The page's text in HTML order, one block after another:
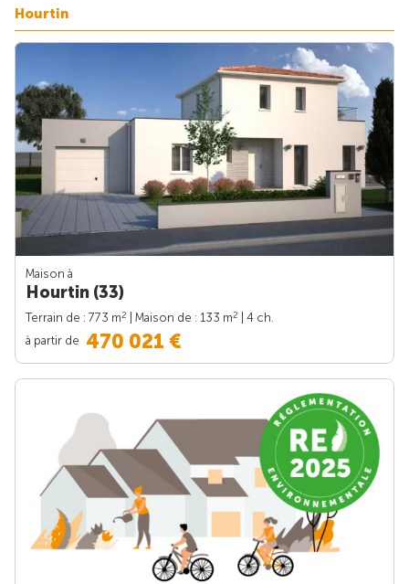
Hourtin
Maison à
Hourtin (33)
Terrain de : 773 m2 | Maison de : 133 m2
| 4 ch.
à partir de 470 021 €